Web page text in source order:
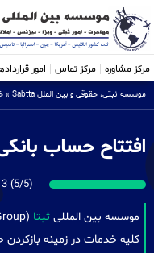
مرکز مشاوره مرکز تماس امور
موسسه ثبتی، حقوقی و بین الملل Sabtta »
افتتاح حساب
(5/5) 1513 امتیاز
موسسه بین المللی ثبتا
کلیه خدمات در زمینه بازکردن